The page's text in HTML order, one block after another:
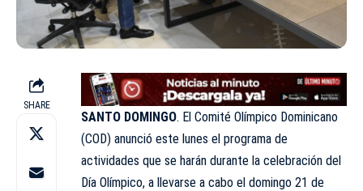
SHARE
SANTO DOMINGO. El Comité Olímpico Dominicano
(COD) anunció este lunes el programa de
actividades que se harán durante la celebración del
Día Olímpico, a llevarse a cabo el domingo 21 de